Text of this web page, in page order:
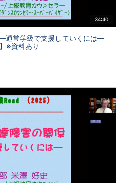
34:40
通常学級で支援していくには―
※資料あり